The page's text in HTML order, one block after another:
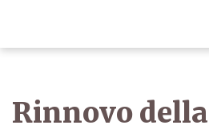
Rinnovo